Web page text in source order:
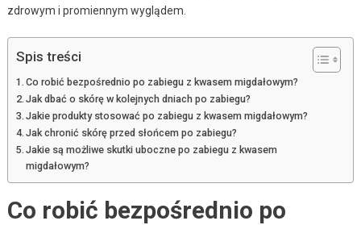
zdrowym i promiennym wyglądem.
Spis treści
Co robić bezpośrednio po zabiegu z kwasem migdałowym?
Jak dbać o skórę w kolejnych dniach po zabiegu?
Jakie produkty stosować po zabiegu z kwasem migdałowym?
Jak chronić skórę przed słońcem po zabiegu?
Jakie są możliwe skutki uboczne po zabiegu z kwasem
migdałowym?
Co robić bezpośrednio po